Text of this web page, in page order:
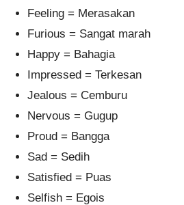
Feeling = Merasakan
Furious = Sangat marah
Happy = Bahagia
Impressed = Terkesan
Jealous = Cemburu
Nervous = Gugup
Proud = Bangga
Sad = Sedih
Satisfied = Puas
Selfish = Egois